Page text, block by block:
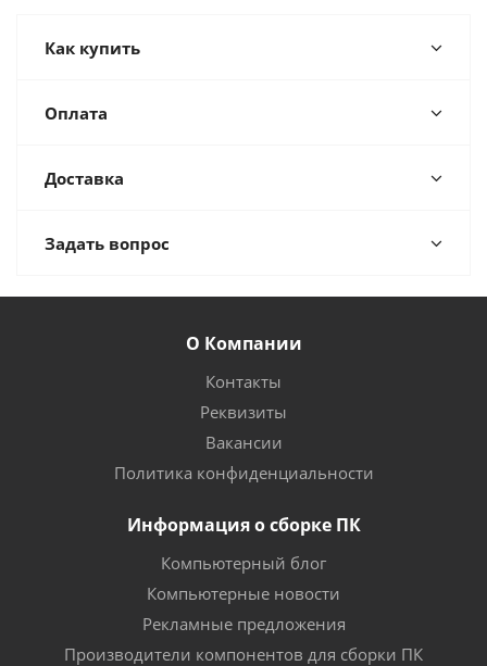
Как купить
Оплата
Доставка
Задать вопрос
О Компании
Контакты
Реквизиты
Вакансии
Политика конфиденциальности
Информация о сборке ПК
Компьютерный блог
Компьютерные новости
Рекламные предложения
Производители компонентов для сборки ПК